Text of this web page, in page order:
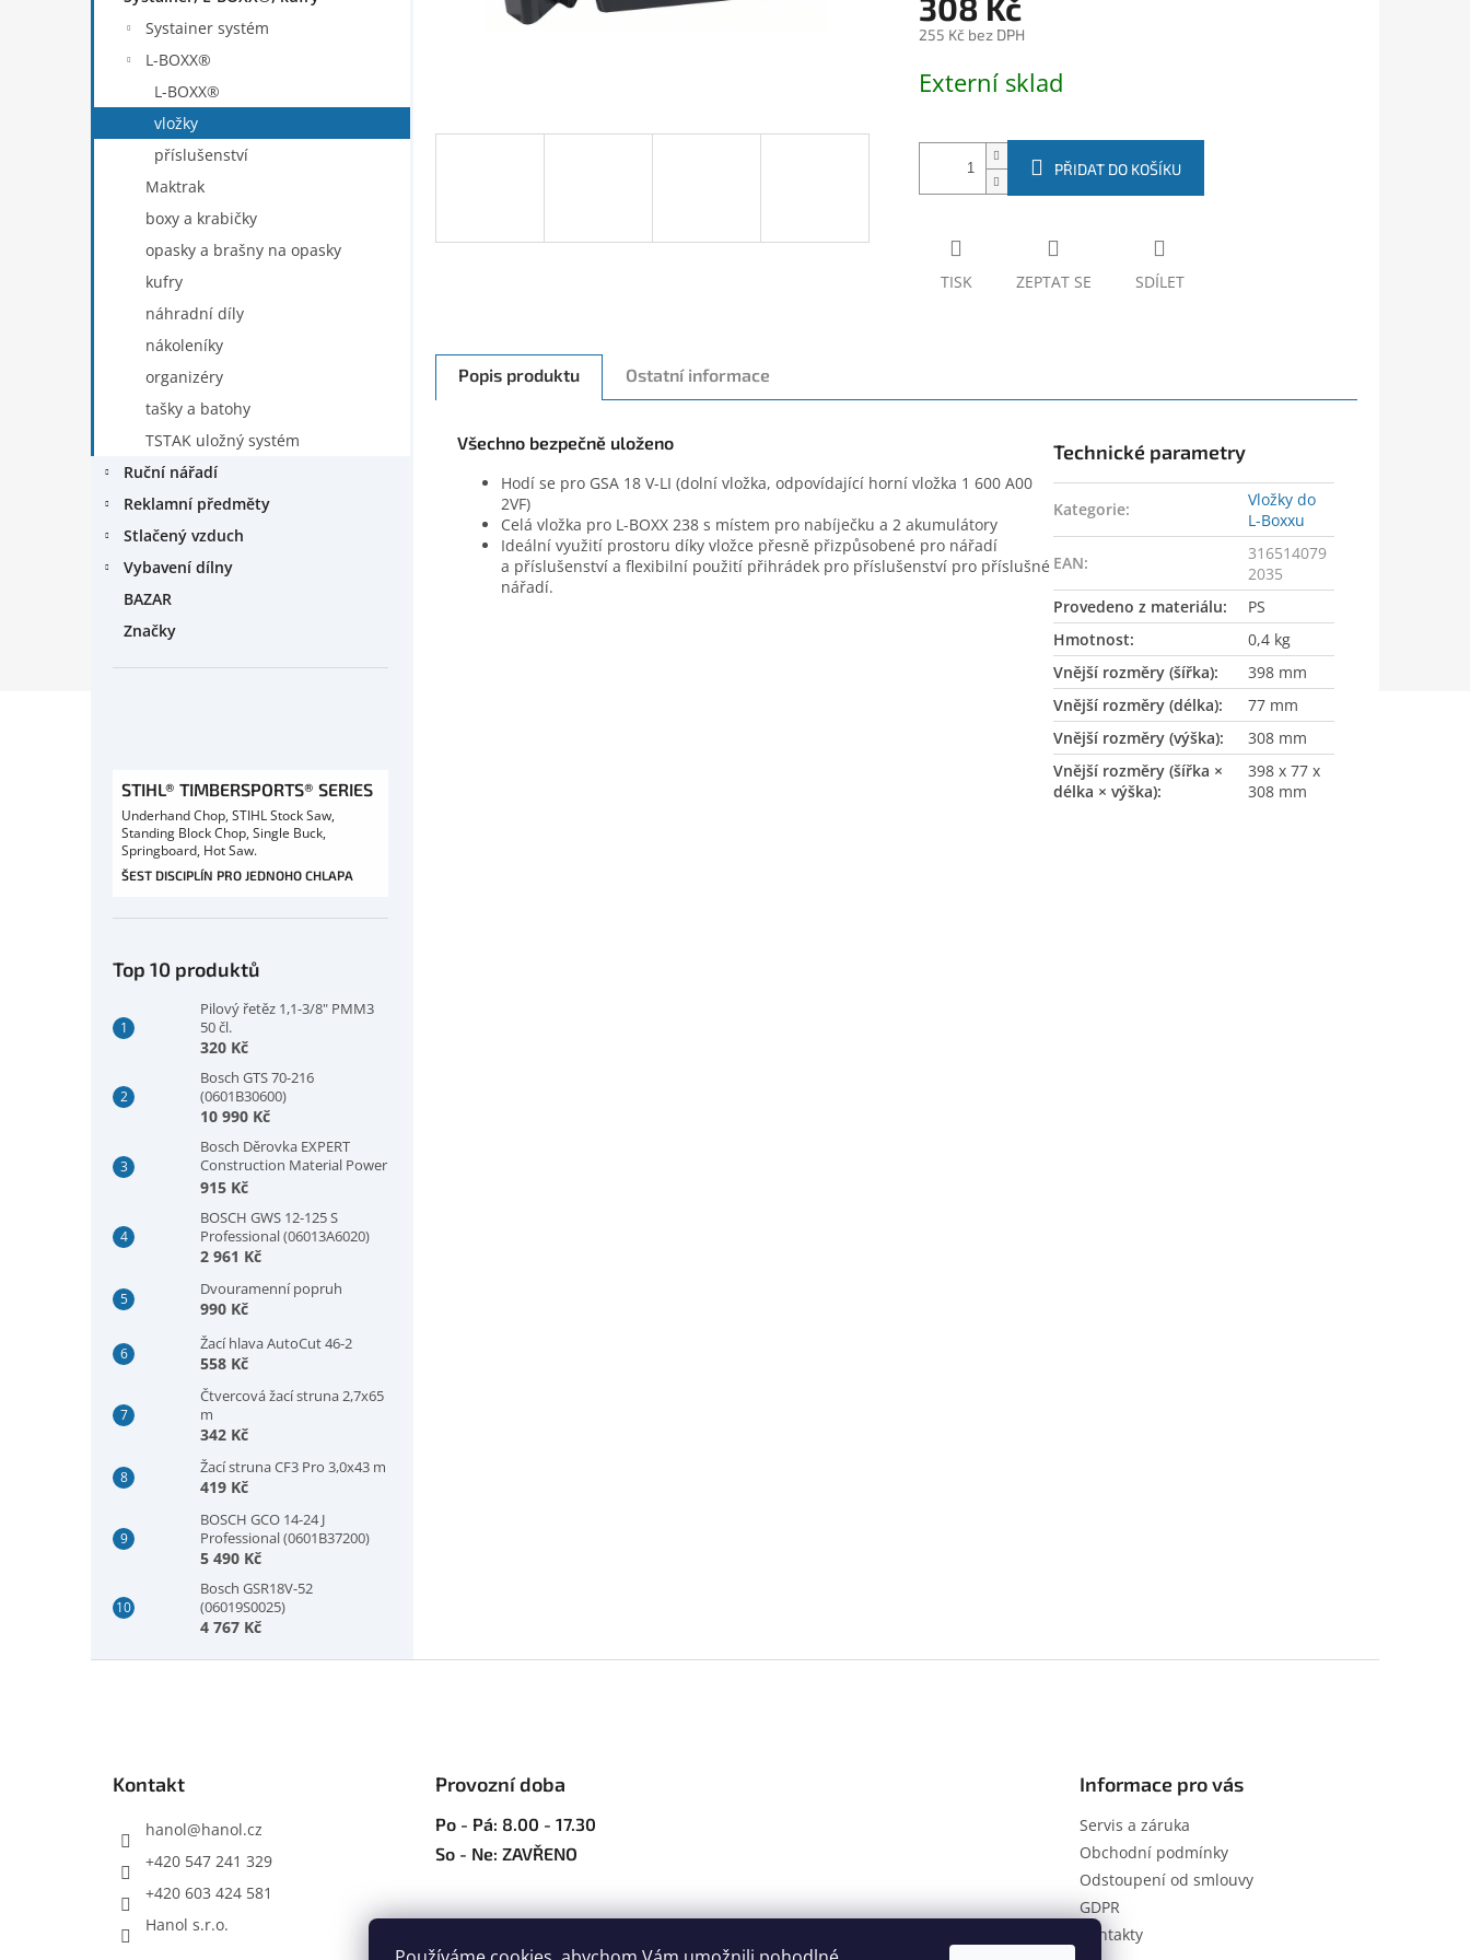
Systainer systém
L-BOXX®
L-BOXX®
vložky
příslušenství
Maktrak
boxy a krabičky
opasky a brašny na opasky
kufry
náhradní díly
nákoleníky
organizéry
tašky a batohy
TSTAK uložný systém
Ruční nářadí
Reklamní předměty
Stlačený vzduch
Vybavení dílny
BAZAR
Značky
STIHL® TIMBERSPORTS® SERIES
Underhand Chop, STIHL Stock Saw,
Standing Block Chop, Single Buck,
Springboard, Hot Saw.
ŠEST DISCIPLÍN PRO JEDNOHO CHLAPA
Top 10 produktů
Pilový řetěz 1,1-3/8" PMM3
50 čl.
320 Kč
Bosch GTS 70-216
(0601B30600)
10 990 Kč
Bosch Děrovka EXPERT
Construction Material Power
Change Plus, 73 × 60 mm
915 Kč
BOSCH GWS 12-125 S
Professional (06013A6020)
2 961 Kč
Dvouramenní popruh
990 Kč
Žací hlava AutoCut 46-2
558 Kč
Čtvercová žací struna 2,7x65
m
342 Kč
Žací struna CF3 Pro 3,0x43 m
419 Kč
BOSCH GCO 14-24 J
Professional (0601B37200)
5 490 Kč
Bosch GSR18V-52
(06019S0025)
4 767 Kč
255 Kč bez DPH
cena:
Externí sklad
PŘIDAT DO KOŠÍKU
TISK ZEPTAT SE SDÍLET
Popis produktu Ostatní informace
Všechno bezpečně uloženo
Hodí se pro GSA 18 V-LI (dolní vložka, odpovídající horní vložka 1 600 A00
2VF)
Celá vložka pro L-BOXX 238 s místem pro nabíječku a 2 akumulátory
Ideální využití prostoru díky vložce přesně přizpůsobené pro nářadí
a příslušenství a flexibilní použití přihrádek pro příslušenství pro příslušné
nářadí.
Technické parametry
Kategorie:
Vložky do
L-Boxxu
EAN:
316514079
2035
Provedeno z materiálu:
PS
Hmotnost:
0,4 kg
Vnější rozměry (šířka):
398 mm
Vnější rozměry (délka):
77 mm
Vnější rozměry (výška):
308 mm
Vnější rozměry (šířka ×
délka × výška):
398 x 77 x
308 mm
Kontakt
hanol@hanol.cz
+420 547 241 329
+420 603 424 581
Hanol s.r.o.
Provozní doba
Po - Pá: 8.00 - 17.30
So - Ne: ZAVŘENO
Informace pro vás
Servis a záruka
Obchodní podmínky
Odstoupení od smlouvy
GDPR
Kontakty